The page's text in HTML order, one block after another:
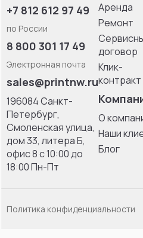
+7 812 612 97 49
по России
8 800 301 17 49
Электронная почта
sales@printnw.ru
196084 Санкт-
Петербург,
Смоленская улица,
дом 33, литерa Б,
офис 8 с 10:00 до
18:00 Пн-Пт
Аренда
Ремонт
договор
Клик-
контракт
О
Наши
Блог
Политика конфиденциальности